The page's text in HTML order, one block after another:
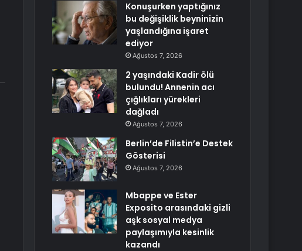
Konuşurken yaptığınız
bu değişiklik beyninizin
yaşlandığına işaret
ediyor
Ağustos 7, 2026
2 yaşındaki Kadir ölü
bulundu! Annenin acı
çığlıkları yürekleri
dağladı
Ağustos 7, 2026
Berlin’de Filistin’e Destek
Gösterisi
Ağustos 7, 2026
Mbappe ve Ester
Exposito arasındaki gizli
aşk sosyal medya
paylaşımıyla kesinlik
kazandı